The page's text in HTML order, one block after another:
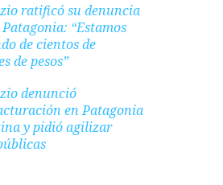
ratificó su denuncia
“Estamos
de cientos de
de pesos”
denunció
en Patagonia
y pidió agilizar